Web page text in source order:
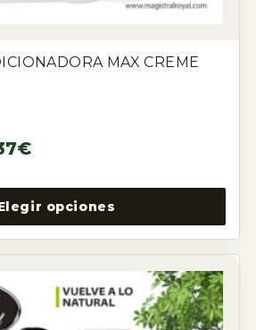
opciones
MAX CREME
€